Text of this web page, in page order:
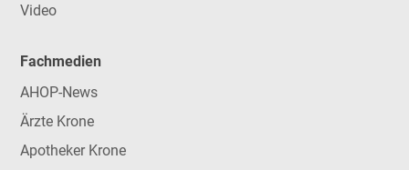
Video
Fachmedien
AHOP-News
Ärzte Krone
Apotheker Krone